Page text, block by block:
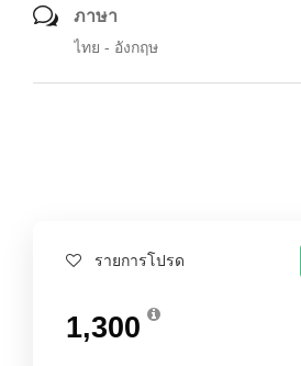
ภาษา
ไทย - อังกฤษ
รายการโปรด
1,300